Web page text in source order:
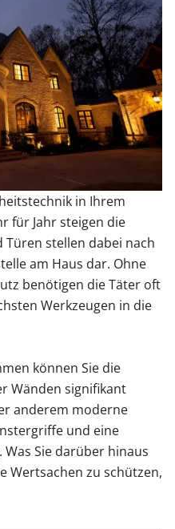
in Ihrem
für Jahr steigen die
Türen stellen dabei nach
am Haus dar. Ohne
benötigen die Täter oft
Werkzeugen in die
können Sie die
Wänden signifikant
anderem moderne
und eine
Sie darüber hinaus
Wertsachen zu schützen,